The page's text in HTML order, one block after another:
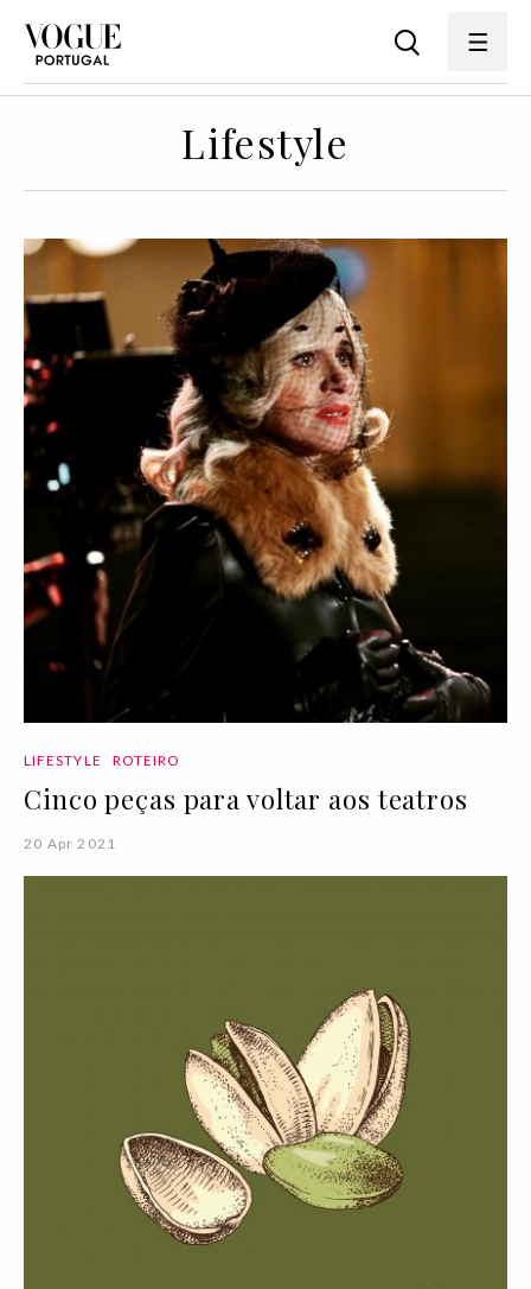
Lifestyle
LIFESTYLE ROTEIRO
Cinco peças para voltar aos teatros
20 Apr 2021